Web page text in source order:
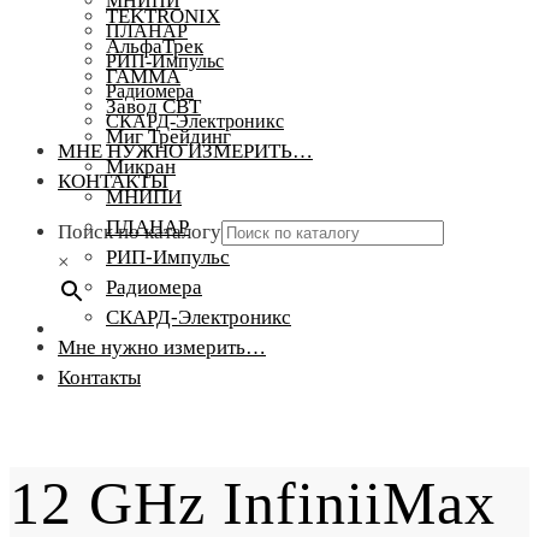
ПЛАНАР
РИП-Импульс
Радиомера
СКАРД-Электроникс
МНЕ НУЖНО ИЗМЕРИТЬ…
КОНТАКТЫ
Поиск по каталогу
×
TEKTRONIX
АльфаТрек
ГАММА
Завод СВТ
Миг Трейдинг
Микран
МНИПИ
ПЛАНАР
РИП-Импульс
Радиомера
СКАРД-Электроникс
Мне нужно измерить…
Контакты
12 GHz InfiniiMax